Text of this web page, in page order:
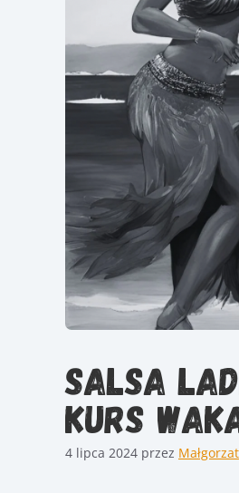
Salsa
kurs
4 lipca 2024 przez